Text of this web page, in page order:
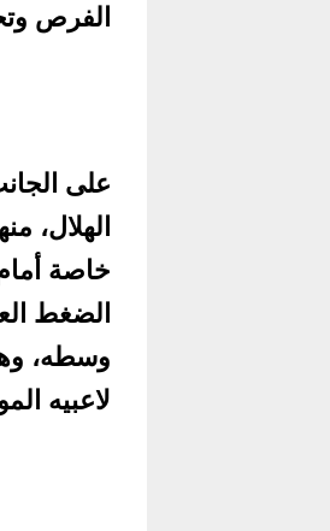
الفرص
على
الهلال،
خاصة
الضغط
وسطه،
لاعبيه